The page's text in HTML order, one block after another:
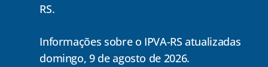
RS.
Informações sobre o IPVA-RS atualizadas
domingo, 9 de agosto de 2026.